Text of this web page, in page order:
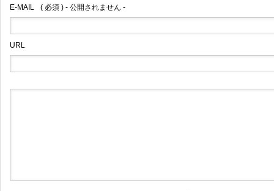
E-MAIL ( 必須 ) - 公開されません -
URL